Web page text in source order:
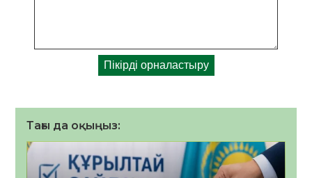
Тағы да оқыңыз: